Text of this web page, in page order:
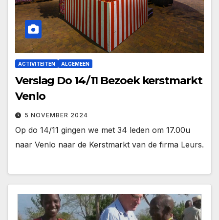
ACTIVITEITEN ALGEMEEN
Verslag Do 14/11 Bezoek kerstmarkt
Venlo
5 NOVEMBER 2024
Op do 14/11 gingen we met 34 leden om 17.00u
naar Venlo naar de Kerstmarkt van de firma Leurs.